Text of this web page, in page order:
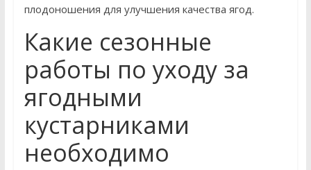
плодоношения для улучшения качества ягод.
Какие сезонные
работы по уходу за
ягодными
кустарниками
необходимо